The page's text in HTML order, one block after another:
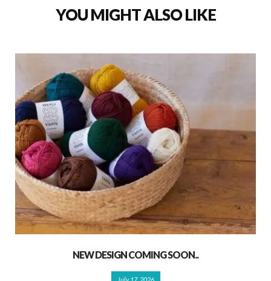
YOU MIGHT ALSO LIKE
NEW DESIGN COMING SOON..